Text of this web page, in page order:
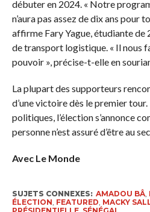
débuter en 2024. « Notre
n’aura pas assez de dix ans pour
affirme Fary Yague, étudiante de
de transport logistique. « Il nous
pouvoir », précise-t-elle en
La plupart des supporteurs
d’une victoire dès le premier tour.
politiques, l’élection s’annonce
personne n’est assuré d’être au
Avec Le Monde
SUJETS CONNEXES: AMADOU BÂ,
ÉLECTION FEATURED MACKY